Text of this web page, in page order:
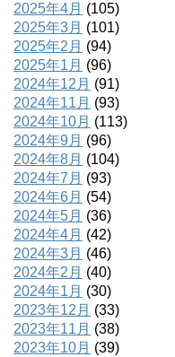
2025年4月 (105)
2025年3月 (101)
2025年2月 (94)
2025年1月 (96)
2024年12月 (91)
2024年11月 (93)
2024年10月 (113)
2024年9月 (96)
2024年8月 (104)
2024年7月 (93)
2024年6月 (54)
2024年5月 (36)
2024年4月 (42)
2024年3月 (46)
2024年2月 (40)
2024年1月 (30)
2023年12月 (33)
2023年11月 (38)
2023年10月 (39)